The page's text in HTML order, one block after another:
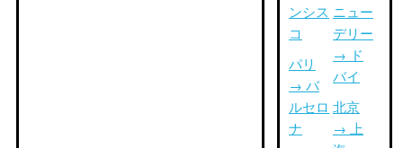
ンシス
コ
パリ
→ バ
ルセロ
ナ
ニュー
デリー
→ ド
バイ
北京
→ 上